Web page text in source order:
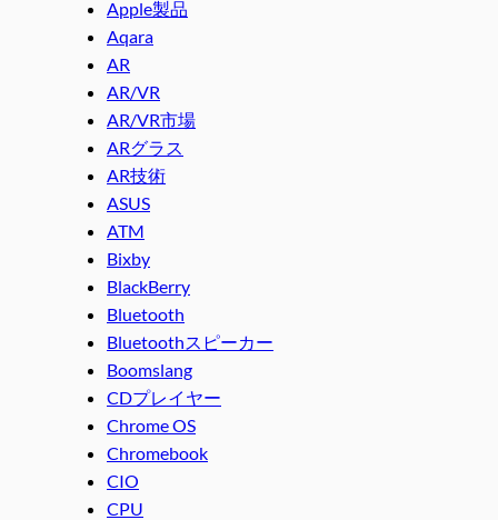
Apple製品
Aqara
AR
AR/VR
AR/VR市場
ARグラス
AR技術
ASUS
ATM
Bixby
BlackBerry
Bluetooth
Bluetoothスピーカー
Boomslang
CDプレイヤー
Chrome OS
Chromebook
CIO
CPU